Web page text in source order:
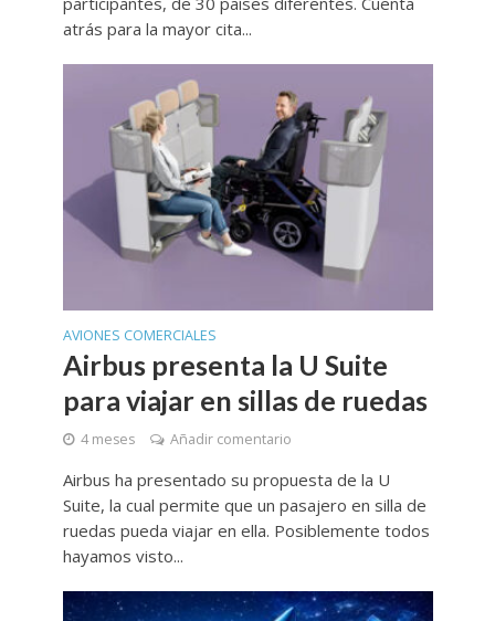
atrás para la mayor cita...
AVIONES COMERCIALES
Airbus presenta la U Suite
para viajar en sillas de ruedas
4 meses Añadir comentario
Airbus ha presentado su propuesta de la U
Suite, la cual permite que un pasajero en silla de
ruedas pueda viajar en ella. Posiblemente todos
hayamos visto...